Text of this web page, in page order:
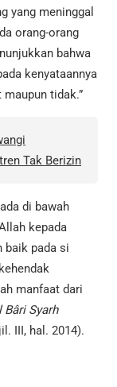
yang meninggal
orang-orang
bahwa
kenyataannya
tidak.”
Tak Berizin
di bawah
kepada
baik pada si
manfaat dari
Bâri Syarh
III, hal. 2014).